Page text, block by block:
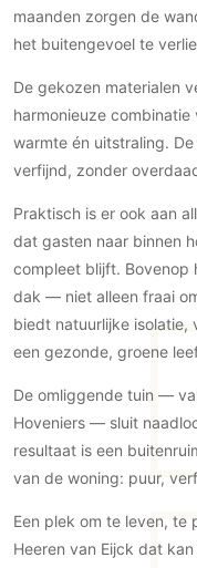
Meubelbeslag
Vloeren
Beton Ciré vloeren
PVC vloeren
Natuursteen en
Vloerkleden
Afwerking
Beton Ciré
Behang / Wandtextiel
Natuursteen en
Schilderwerk
maanden zorgen de
het buitengevoel te
De gekozen materialen
harmonieuze
warmte én uitstraling.
verfijnd, zonder
Praktisch is er ook aan
dat gasten naar binnen
compleet blijft. Bovenop
dak — niet alleen fraai
biedt natuurlijke isolatie,
een gezonde, groene
De omliggende tuin —
Hoveniers — sluit
resultaat is een
van de woning: puur,
Een plek om te leven, te
Heeren van Eijck dat